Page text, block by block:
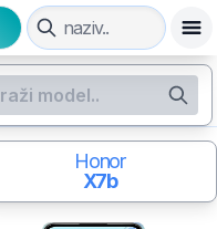
Honor
X7b